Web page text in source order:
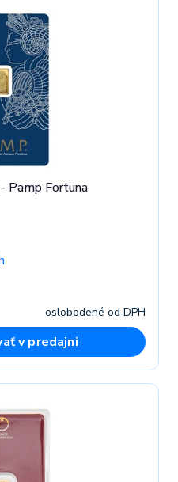
Pamp Fortuna
oslobodené od DPH
v predajni